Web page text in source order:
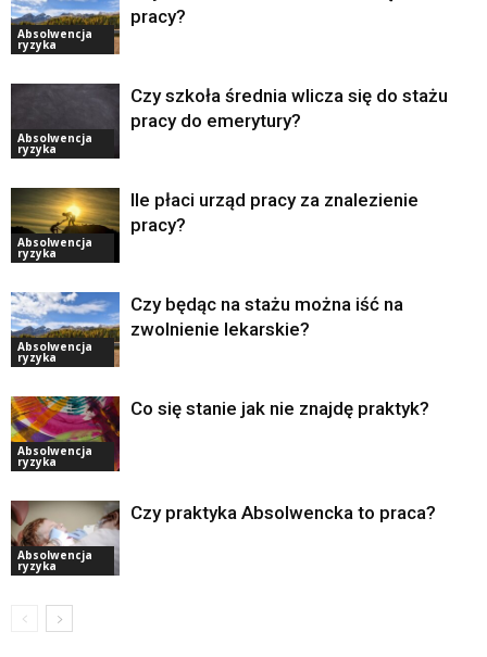
Absolwencja
ryzyka
pracy?
Absolwencja
ryzyka
Czy szkoła średnia wlicza się do stażu
pracy do emerytury?
Absolwencja
ryzyka
Ile płaci urząd pracy za znalezienie
pracy?
Absolwencja
ryzyka
Czy będąc na stażu można iść na
zwolnienie lekarskie?
Absolwencja
ryzyka
Co się stanie jak nie znajdę praktyk?
Absolwencja
ryzyka
Czy praktyka Absolwencka to praca?